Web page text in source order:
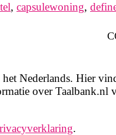
, capsulewoning,
Nederlands. Hier
over Taalbank.nl
.